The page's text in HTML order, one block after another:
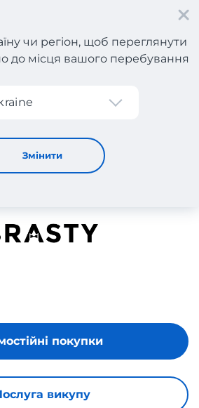
чи регіон, щоб переглянути
до місця вашого перебування
Змінити
викупу
покупки